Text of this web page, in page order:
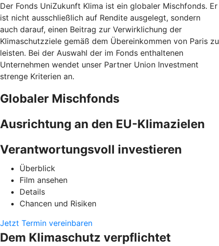
Der Fonds UniZukunft Klima ist ein globaler Mischfonds. Er
ist nicht ausschließlich auf Rendite ausgelegt, sondern
auch darauf, einen Beitrag zur Verwirklichung der
Klimaschutzziele gemäß dem Übereinkommen von Paris zu
leisten. Bei der Auswahl der im Fonds enthaltenen
Unternehmen wendet unser Partner Union Investment
strenge Kriterien an.
Globaler Mischfonds
Ausrichtung an den EU-Klimazielen
Verantwortungsvoll investieren
Überblick
Film ansehen
Details
Chancen und Risiken
Jetzt Termin vereinbaren
Dem Klimaschutz verpflichtet